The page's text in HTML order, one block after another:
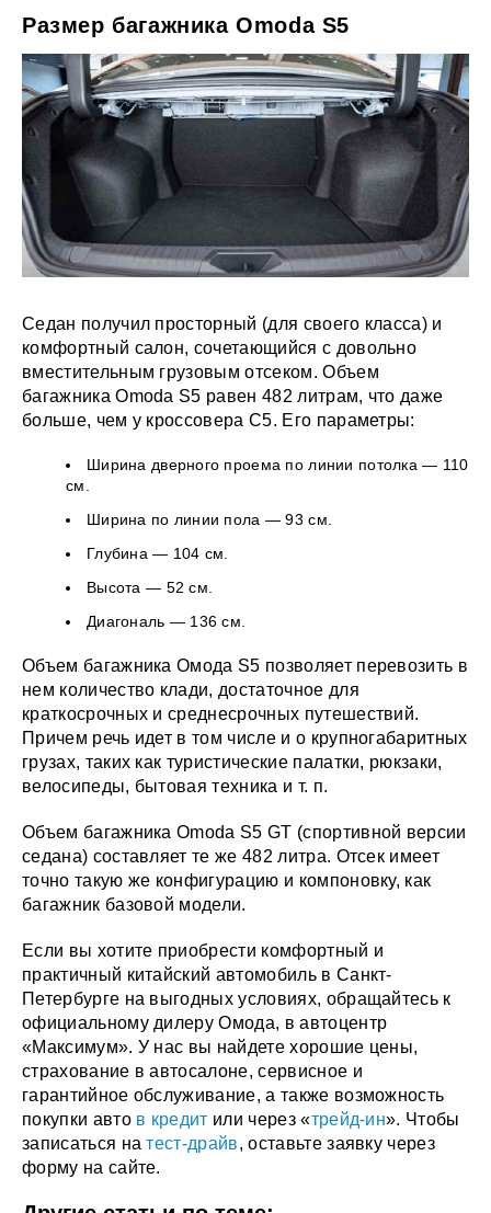
Размер багажника Omoda S5
Седан получил просторный (для своего класса) и
комфортный салон, сочетающийся с довольно
вместительным грузовым отсеком. Объем
багажника Omoda S5 равен 482 литрам, что даже
больше, чем у кроссовера C5. Его параметры:
Ширина дверного проема по линии потолка — 110
см.
Ширина по линии пола — 93 см.
Глубина — 104 см.
Высота — 52 см.
Диагональ — 136 см.
Объем багажника Омода S5 позволяет перевозить в
нем количество клади, достаточное для
краткосрочных и среднесрочных путешествий.
Причем речь идет в том числе и о крупногабаритных
грузах, таких как туристические палатки, рюкзаки,
велосипеды, бытовая техника и т. п.
Объем багажника Omoda S5 GT (спортивной версии
седана) составляет те же 482 литра. Отсек имеет
точно такую же конфигурацию и компоновку, как
багажник базовой модели.
Если вы хотите приобрести комфортный и
практичный китайский автомобиль в Санкт-
Петербурге на выгодных условиях, обращайтесь к
официальному дилеру Омода, в автоцентр
«Максимум». У нас вы найдете хорошие цены,
страхование в автосалоне, сервисное и
гарантийное обслуживание, а также возможность
покупки авто в кредит или через «трейд-ин». Чтобы
записаться натест-драйв, оставьте заявку через
форму на сайте.